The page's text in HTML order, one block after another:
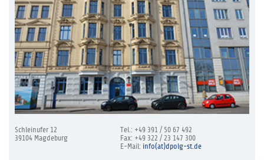
Schleinufer 12
39104 Magdeburg
Tel.: +49 391 / 50 67 492
Fax: +49 322 / 23 147 300
E-Mail: info(at)dpolg-st.de